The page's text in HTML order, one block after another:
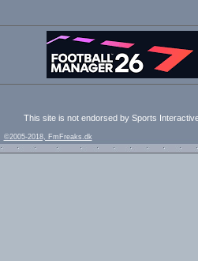
This site is not endorsed by Sports
©2005-2018, FmFreaks.dk